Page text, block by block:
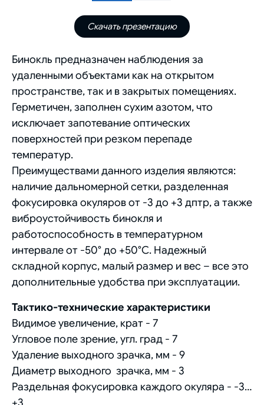
Скачать презентацию
Бинокль предназначен наблюдения за
удаленными объектами как на открытом
пространстве, так и в закрытых помещениях.
Герметичен, заполнен сухим азотом, что
исключает запотевание оптических
поверхностей при резком перепаде
температур.
Преимуществами данного изделия являются:
наличие дальномерной сетки, разделенная
фокусировка окуляров от -3 до +3 дптр, а также
виброустойчивость бинокля и
работоспособность в температурном
интервале от -50° до +50°С. Надежный
складной корпус, малый размер и вес – все это
дополнительные удобства при эксплуатации.
Тактико-технические характеристики
Видимое увеличение, крат - 7
Угловое поле зрение, угл. град - 7
Удаление выходного зрачка, мм - 9
Диаметр выходного зрачка, мм - 3
Раздельная фокусировка каждого окуляра - -3…
+3